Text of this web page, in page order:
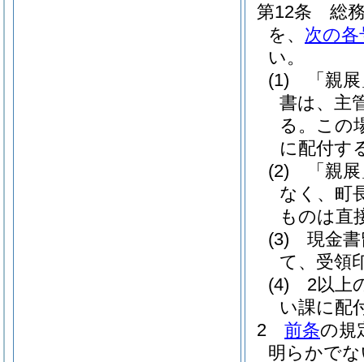
第12条
総
を、 次の各
い。
(1)
「親
書は、主
る。 この
に配付す
(2)
「親
なく、町
ものは直
(3)
現金
て、受領
(4)
2以上
い課に配
2
前条の規
明らかで